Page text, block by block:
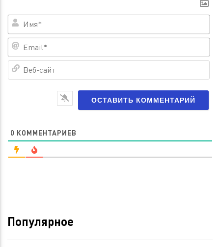
0 КОММЕНТАРИЕВ
Популярное